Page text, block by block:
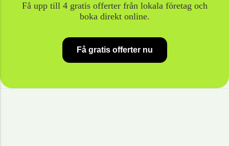
Få upp till 4 gratis offerter från lokala företag och
boka direkt online.
Få gratis offerter nu